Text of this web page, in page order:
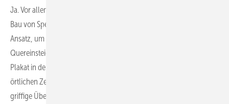
Ja. Vor allem in Zukunftsbranchen wie der Photovoltaik oder dem
Bau von Speichersysteme ist der Zukunftsaspekt ebenfalls ein
Ansatz, um Fachkräfte anzusprechen. Das gilt vor allem für
Quereinsteiger:innen. Dazu müsste die Werbekampagne – sei es das
Plakat in der Nähe der Elektrofirma oder eine Anzeige in der
örtlichen Zeitung oder über die klassischen Stellenportale – eine
griffige Überschrift haben. Diese muss die Fachkräfte so